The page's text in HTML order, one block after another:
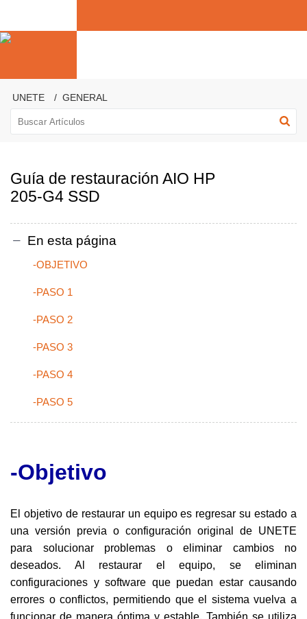
UNETE GENERAL
Guía de restauración AIO HP
205-G4 SSD
En esta página
-OBJETIVO
-PASO 1
-PASO 2
-PASO 3
-PASO 4
-PASO 5
-Objetivo
El objetivo de restaurar un equipo es regresar su estado a
una versión previa o configuración original de UNETE
para solucionar problemas o eliminar cambios no
deseados. Al restaurar el equipo, se eliminan
configuraciones y software que puedan estar causando
errores o conflictos, permitiendo que el sistema vuelva a
funcionar de manera óptima y estable. También se utiliza